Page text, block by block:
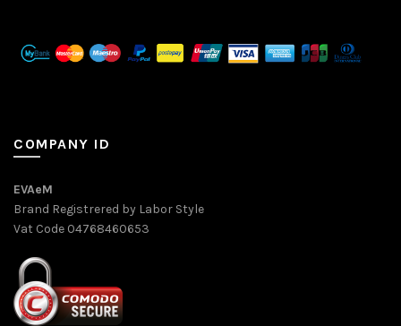
COMPANY ID
EVAeM
Brand Registrered by Labor Style
Vat Code 04768460653